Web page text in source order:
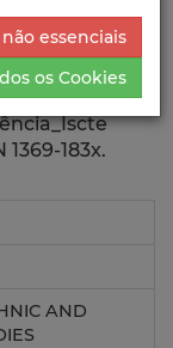
183x.
AND
essenciais
os Cookies